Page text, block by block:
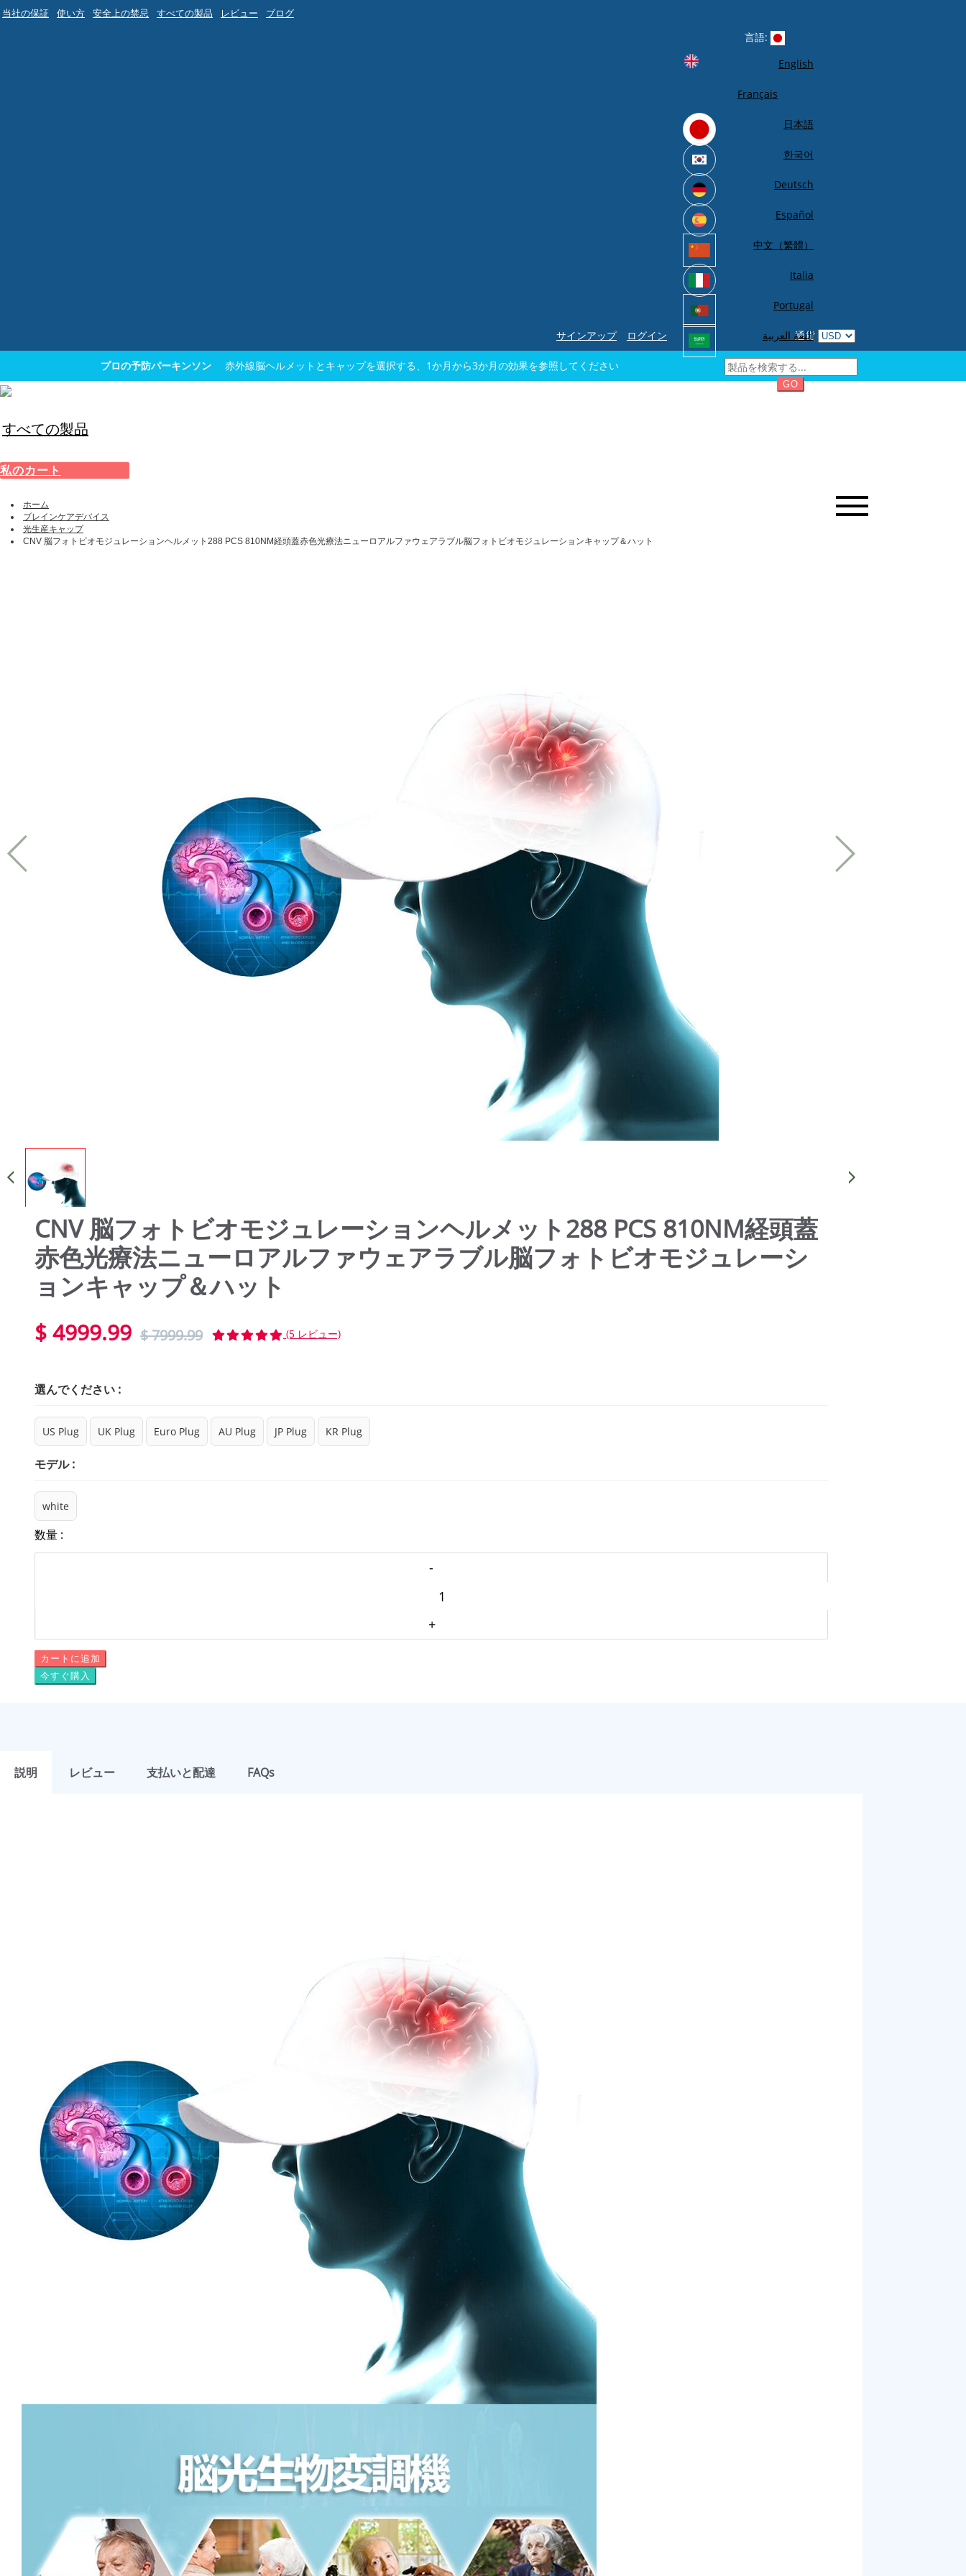
当社の保証 使い方 安全上の禁忌 すべての製品 レビュー ブログ
サインアップ ログイン
言語:
English
Français
日本語
한국어
Deutsch
Español
中文（繁體）
Italia
Portugal
اللغة العربية
通貨
プロの予防パーキンソン 赤外線脳ヘルメットとキャップを選択する、1か月から3か月の効果を参照してください
GO
すべての製品
私のカート
ホーム
ブレインケアデバイス
光生産キャップ
CNV 脳フォトビオモジュレーションヘルメット288 PCS 810NM経頭蓋赤色光療法ニューロアルファウェアラブル脳フォトビオモジュレーションキャップ＆ハット
CNV 脳フォトビオモジュレーションヘルメット288 PCS 810NM経頭蓋
赤色光療法ニューロアルファウェアラブル脳フォトビオモジュレーシ
ョンキャップ＆ハット
$ 4999.99 $ 7999.99 (5 レビュー)
選んでください :
US Plug UK Plug Euro Plug AU Plug JP Plug KR Plug
モデル :
white
数量 :
カートに追加
今すぐ購入
説明 レビュー 支払いと配達 FAQs